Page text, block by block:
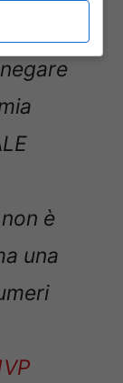
è
una